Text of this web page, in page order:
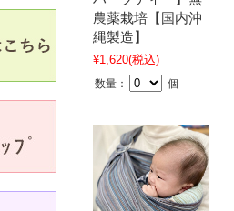
農薬栽培【国内沖
縄製造】
¥1,620(税込)
数量： 個